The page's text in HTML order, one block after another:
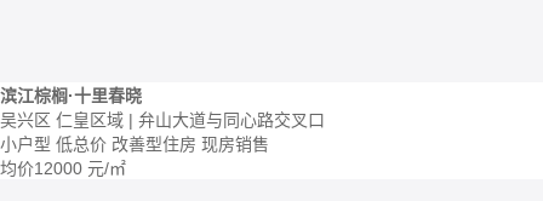
滨江棕榈·十里春晓
吴兴区 仁皇区域 | 弁山大道与同心路交叉口
小户型 低总价 改善型住房 现房销售
均价12000 元/㎡